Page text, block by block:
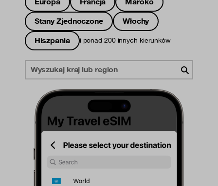
Stany Zjednoczone
Włochy
Hiszpania
i ponad 200 innych kierunków